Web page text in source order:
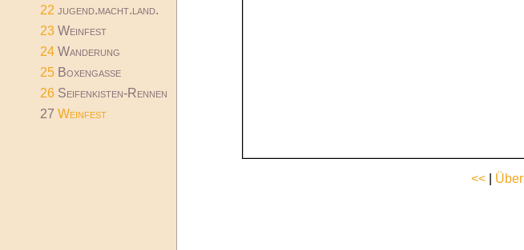
22 jugend.macht.land.
23 Weinfest
24 Wanderung
25 Boxengasse
26 Seifenkisten-Rennen
27 Weinfest
<<